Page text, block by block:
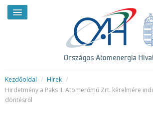
HÍREK
Kezdőoldal / Hírek /
Hirdetmény a Paks II. Atomerőmű Zrt. kérelmére
döntésről